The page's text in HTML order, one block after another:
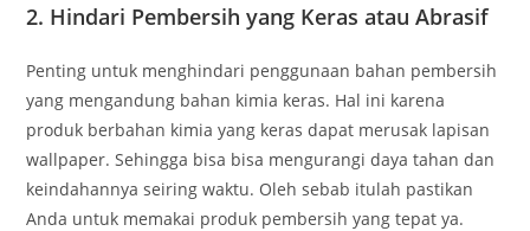
2. Hindari Pembersih yang Keras atau Abrasif
Penting untuk menghindari penggunaan bahan pembersih
yang mengandung bahan kimia keras. Hal ini karena
produk berbahan kimia yang keras dapat merusak lapisan
wallpaper. Sehingga bisa bisa mengurangi daya tahan dan
keindahannya seiring waktu. Oleh sebab itulah pastikan
Anda untuk memakai produk pembersih yang tepat ya.